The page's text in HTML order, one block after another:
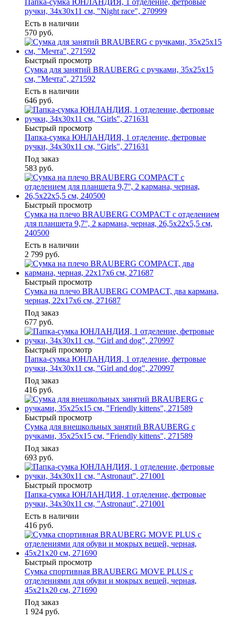
Папка-сумка ЮНЛАНДИЯ, 1 отделение, фетровые
ручки, 34х30х11 см, "Night race", 270999
Есть в наличии
570 руб.
Быстрый просмотр
Сумка для занятий BRAUBERG с ручками, 35x25x15
см, "Мечта", 271592
Есть в наличии
646 руб.
Быстрый просмотр
Папка-сумка ЮНЛАНДИЯ, 1 отделение, фетровые
ручки, 34х30х11 см, "Girls", 271631
Под заказ
583 руб.
Быстрый просмотр
Сумка на плечо BRAUBERG COMPACT с отделением
для планшета 9,7'', 2 кармана, черная, 26,5x22x5,5 см,
240500
Есть в наличии
2 799 руб.
Быстрый просмотр
Сумка на плечо BRAUBERG COMPACT, два кармана,
черная, 22х17х6 см, 271687
Под заказ
677 руб.
Быстрый просмотр
Папка-сумка ЮНЛАНДИЯ, 1 отделение, фетровые
ручки, 34х30х11 см, "Girl and dog", 270997
Под заказ
416 руб.
Быстрый просмотр
Сумка для внешкольных занятий BRAUBERG с
ручками, 35x25x15 см, "Friendly kittens", 271589
Под заказ
693 руб.
Быстрый просмотр
Папка-сумка ЮНЛАНДИЯ, 1 отделение, фетровые
ручки, 34х30х11 см, "Astronaut", 271001
Есть в наличии
416 руб.
Быстрый просмотр
Сумка спортивная BRAUBERG MOVE PLUS с
отделениями для обуви и мокрых вещей, черная,
45x21x20 см, 271690
Под заказ
1 924 руб.